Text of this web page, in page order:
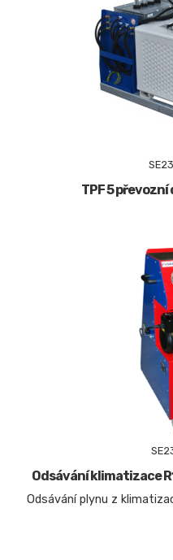
TPF 5 převozní
Odsávání klimatizace
Odsávání plynu z